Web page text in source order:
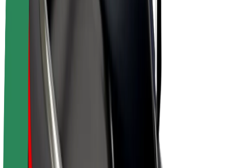
Autovadītāji
Autovadītāja ieņēmumi
Kurjeri
Kurjerpartnera ieņēmumi
Bolt Food tirgotāji
Reģistrē autoparku
Franšīzes
Par uzņēmumu